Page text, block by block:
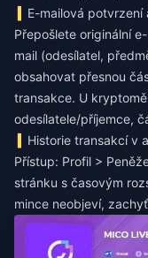
E-mailová
Přepošlete originální
mail (odesílatel,
obsahovat přesnou
transakce. U
odesílatele/příjemce,
Historie transakcí v
Přístup: Profil >
stránku s časovým
mince neobjeví,